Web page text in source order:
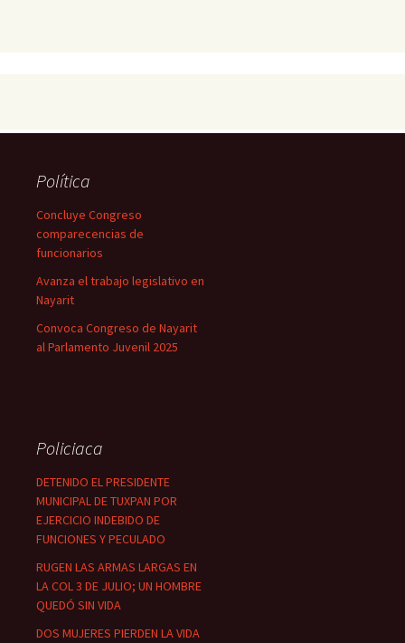
Política
Concluye Congreso
comparecencias de
funcionarios
Avanza el trabajo legislativo en
Nayarit
Convoca Congreso de Nayarit
al Parlamento Juvenil 2025
Policiaca
DETENIDO EL PRESIDENTE
MUNICIPAL DE TUXPAN POR
EJERCICIO INDEBIDO DE
FUNCIONES Y PECULADO
RUGEN LAS ARMAS LARGAS EN
LA COL 3 DE JULIO; UN HOMBRE
QUEDÓ SIN VIDA
DOS MUJERES PIERDEN LA VIDA